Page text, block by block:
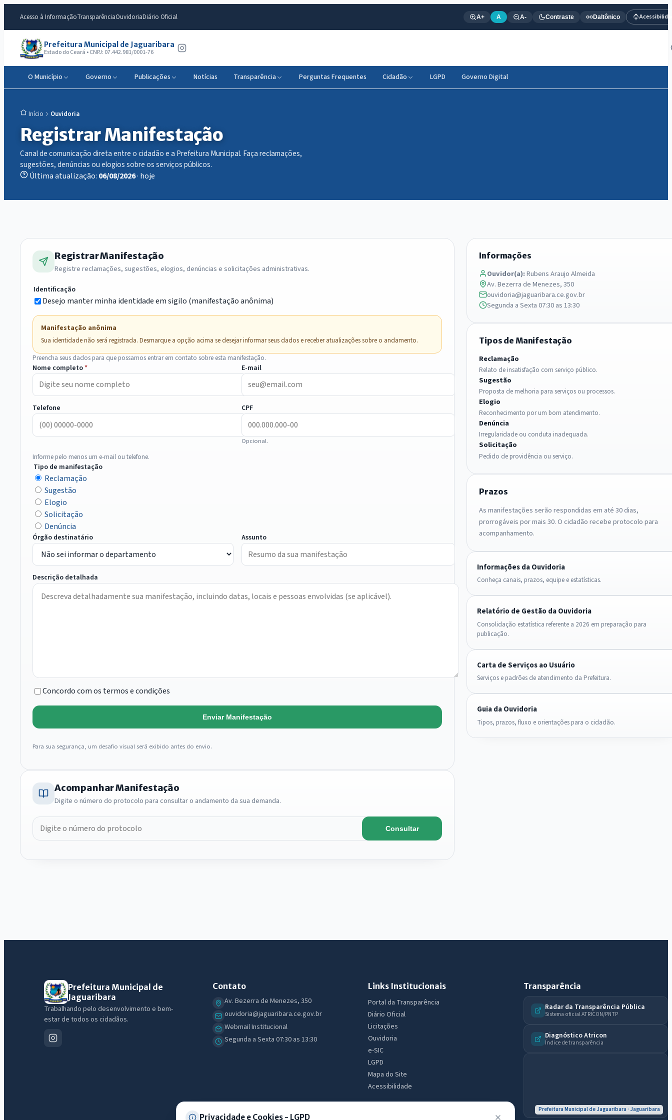
Acesso à InformaçãoTransparênciaOuvidoriaDiário Oficial A+ A A- Contraste Daltônico
Prefeitura Municipal de Jaguaribara
Estado do Ceará • CNPJ: 07.442.981/0001-76
O Município Governo Publicações Notícias Transparência Perguntas Frequentes Cidadão LGPD Governo Digital
Início Ouvidoria
Registrar Manifestação
Canal de comunicação direta entre o cidadão e a Prefeitura Municipal. Faça reclamações,
sugestões, denúncias ou elogios sobre os serviços públicos.
Última atualização: 06/08/2026· hoje
Registrar Manifestação
Registre reclamações, sugestões, elogios, denúncias e solicitações administrativas.
Identificação
Desejo manter minha identidade em sigilo (manifestação anônima)
Manifestação anônima
Sua identidade não será registrada. Desmarque a opção acima se desejar informar seus dados e receber atualizações sobre o andamento.
Preencha seus dados para que possamos entrar em contato sobre esta manifestação.
Nome completo* E-mail
Telefone CPF
Opcional.
Informe pelo menos um e-mail ou telefone.
Tipo de manifestação
Reclamação
Sugestão
Elogio
Solicitação
Denúncia
Órgão destinatário Assunto
Descrição detalhada
Concordo com os termos e condições
Enviar Manifestação
Para sua segurança, um desafio visual será exibido antes do envio.
Acompanhar Manifestação
Digite o número do protocolo para consultar o andamento da sua demanda.
Número do protocolo
Consultar
Informações
Ouvidor(a):Rubens Araujo Almeida
Av. Bezerra de Menezes, 350
ouvidoria@jaguaribara.ce.gov.br
Segunda a Sexta 07:30 as 13:30
Tipos de Manifestação
Reclamação
Relato de insatisfação com serviço público.
Sugestão
Proposta de melhoria para serviços ou processos.
Elogio
Reconhecimento por um bom atendimento.
Denúncia
Irregularidade ou conduta inadequada.
Solicitação
Pedido de providência ou serviço.
Prazos
As manifestações serão respondidas em até 30 dias,
prorrogáveis por mais 30. O cidadão recebe protocolo para
acompanhamento.
Informações da Ouvidoria
Conheça canais, prazos, equipe e estatísticas.
Relatório de Gestão da Ouvidoria
Consolidação estatística referente a 2026 em preparação para
publicação.
Carta de Serviços ao Usuário
Serviços e padrões de atendimento da Prefeitura.
Guia da Ouvidoria
Tipos, prazos, fluxo e orientações para o cidadão.
Prefeitura Municipal de
Jaguaribara
Trabalhando pelo desenvolvimento e bem-
estar de todos os cidadãos.
Contato
Av. Bezerra de Menezes, 350
ouvidoria@jaguaribara.ce.gov.br
Webmail Institucional
Segunda a Sexta 07:30 as 13:30
Links Institucionais
Portal da Transparência
Diário Oficial
Licitações
Ouvidoria
e-SIC
LGPD
Mapa do Site
Acessibilidade
Transparência
Radar da Transparência Pública
Sistema oficial ATRICON/PNTP
Diagnóstico Atricon
Índice de transparência
Prefeitura Municipal de Jaguaribara · Jaguaribara
Privacidade e Cookies - LGPD